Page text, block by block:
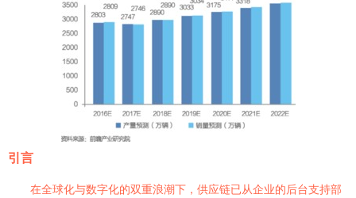
引言
在全球化与数字化的双重浪潮下，供应链已从企业的后台支持部